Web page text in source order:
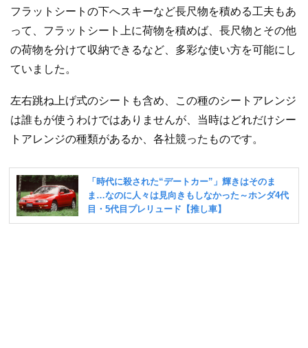
フラットシートの下へスキーなど長尺物を積める工夫もあ
って、フラットシート上に荷物を積めば、長尺物とその他
の荷物を分けて収納できるなど、多彩な使い方を可能にし
ていました。
左右跳ね上げ式のシートも含め、この種のシートアレンジ
は誰もが使うわけではありませんが、当時はどれだけシー
トアレンジの種類があるか、各社競ったものです。